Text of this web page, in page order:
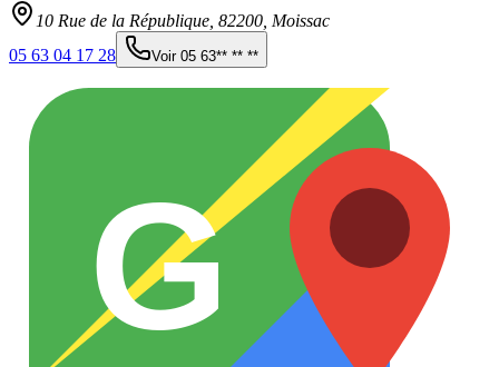
10 Rue de la République, 82200 Moissac
05 63 04 17 28
Voir 05 63** ** **
G